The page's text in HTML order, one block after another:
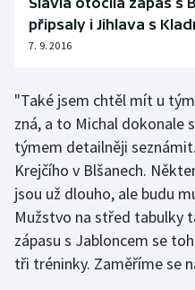
Triatlon
Vodní slalom
Volejbal
Ostatní
připsaly i Jihlava s
7. 9. 2016
"Také jsem chtěl mít u
zná, a to Michal dokonale
týmem detailněji
Krejčího v Blšanech.
jsou už dlouho, ale budu
Mužstvo na střed tabulky
zápasu s Jabloncem se
tři tréninky. Zaměříme se